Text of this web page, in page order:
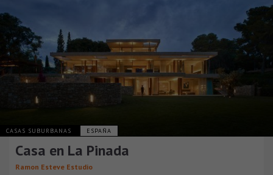
CASAS SUBURBANAS ESPAÑA
Casa en La Pinada
Ramon Esteve Estudio